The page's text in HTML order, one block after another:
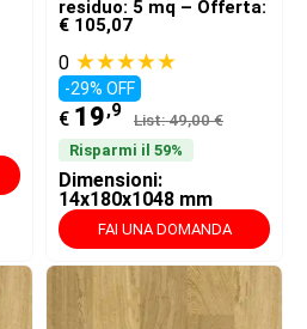
residuo: 5 mq – Offerta:
€ 105,07
0 ★★★★★
-29% OFF
€ 19,9 List: 49,00 €
Risparmi il 59%
Dimensioni:
14x180x1048 mm
FAI UNA DOMANDA